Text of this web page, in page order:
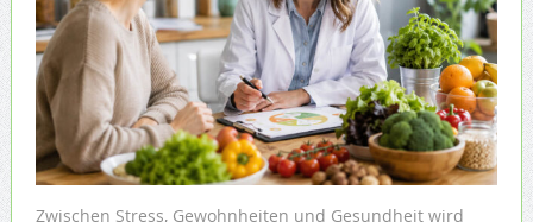
Zwischen Stress, Gewohnheiten und Gesundheit wird